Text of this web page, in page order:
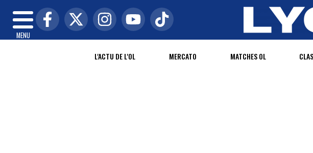
MENU
L'ACTU DE L'OL MERCATO MATCHES OL